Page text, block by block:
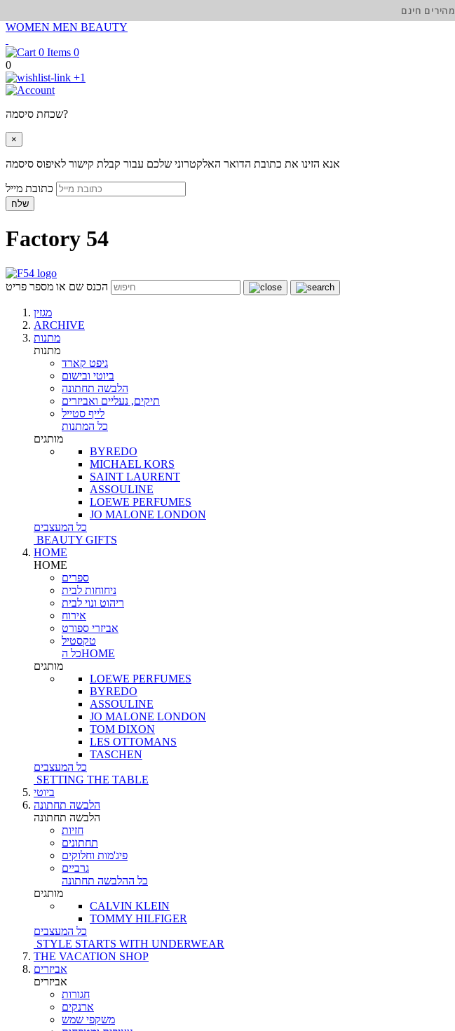
WOMEN MEN BEAUTY
0
0
+1
שכחת סיסמה?
×
אנא הזינו את כתובת הדואר האלקטרוני שלכם עבור קבלת קישור לאיפוס סיסמה
שלח
Factory 54
הכנס שם או מספר פריט
מגזין
ARCHIVE
מתנות
מתנות
גיפט קארד
ביוטי ובישום
הלבשה תחתונה
תיקים, נעליים ואביזרים
לייף סטייל
כל המתנות
מותגים
BYREDO
MICHAEL KORS
SAINT LAURENT
ASSOULINE
LOEWE PERFUMES
JO MALONE LONDON
כל המעצבים
BEAUTY GIFTS
HOME
HOME
ספרים
ניחוחות לבית
ריהוט ונוי לבית
אירוח
אביזרי ספורט
טקסטיל
כל הHOME
מותגים
LOEWE PERFUMES
BYREDO
ASSOULINE
JO MALONE LONDON
TOM DIXON
LES OTTOMANS
TASCHEN
כל המעצבים
SETTING THE TABLE
ביוטי
הלבשה תחתונה
הלבשה תחתונה
חזיות
תחתונים
פיג'מות וחלוקים
גרביים
כל ההלבשה תחתונה
מותגים
CALVIN KLEIN
TOMMY HILFIGER
כל המעצבים
STYLE STARTS WITH UNDERWEAR
THE VACATION SHOP
אביזרים
אביזרים
חגורות
ארנקים
משקפי שמש
חינם